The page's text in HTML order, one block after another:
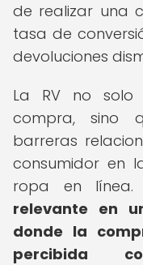
de realizar una
tasa de
devoluciones
La RV no solo
compra, sino
barreras
consumidor en
ropa en línea.
relevante en
donde la
percibida